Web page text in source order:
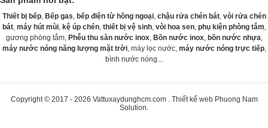
Thiết bị bếp, Bếp gas bếp điện từ hồng ngoại, chậu rửa chén bát, vòi rửa chén
bát, máy hút mùi, kệ úp chén, thiết bị vệ sinh, vòi hoa sen, phụ kiện phòng tắm
gương phòng tắm, Phễu thu sàn nước inox, Bồn nước inox, bồn nước nhựa
máy nước nóng năng lượng mặt trời, máy lọc nước, máy nước nóng trực tiếp,
bình nước nóng...
Copyright © 2017 - 2026 Vattuxaydunghcm.com. Thiết kế web Phuong Nam
Solution